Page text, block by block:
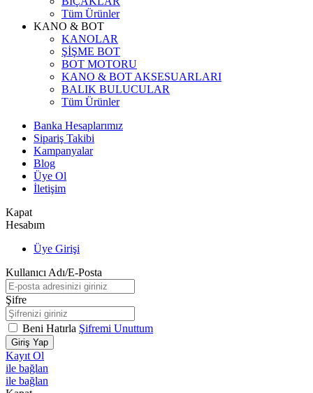
Tüm Ürünler
KANO & BOT
KANOLAR
ŞİŞME BOT
BOT MOTORU
KANO & BOT AKSESUARLARI
BALIK BULUCULAR
Tüm Ürünler
Banka Hesaplarımız
Sipariş Takibi
Kampanyalar
Blog
Üye Ol
İletişim
Kapat
Hesabım
Üye Girişi
Kullanıcı Adı/E-Posta
Şifre
Beni Hatırla Şifremi Unuttum
Giriş Yap
Kayıt Ol
ile bağlan
ile bağlan